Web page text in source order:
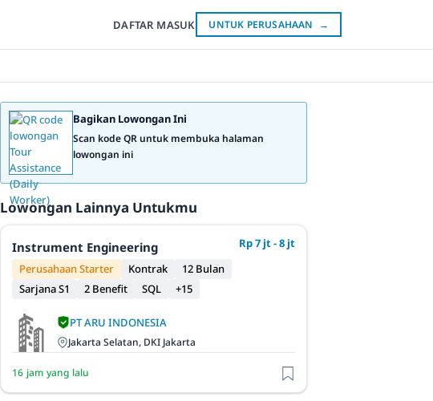
DAFTAR MASUK UNTUK PERUSAHAAN →
Bagikan Lowongan Ini
Scan kode QR untuk membuka halaman
lowongan ini
Lowongan Lainnya Untukmu
Instrument Engineering
Rp 7 jt - 8 jt
Perusahaan Starter
Kontrak
12 Bulan
Sarjana S1
2 Benefit SQL +15
PT ARU INDONESIA
Jakarta Selatan, DKI Jakarta
16 jam yang lalu